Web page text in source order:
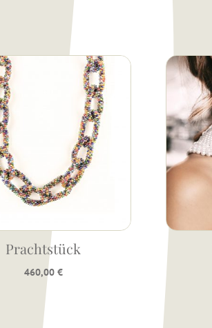
Prachtstück
460,00 €